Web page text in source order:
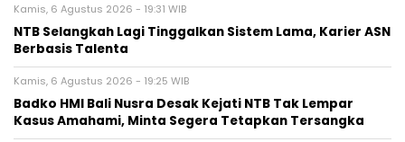
Kamis, 6 Agustus 2026 - 19:31 WIB
NTB Selangkah Lagi Tinggalkan Sistem Lama, Karier ASN
Berbasis Talenta
Kamis, 6 Agustus 2026 - 19:25 WIB
Badko HMI Bali Nusra Desak Kejati NTB Tak Lempar
Kasus Amahami, Minta Segera Tetapkan Tersangka